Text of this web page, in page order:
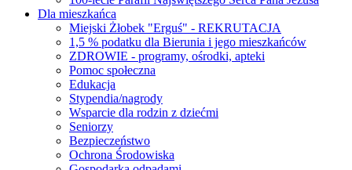
Dla mieszkańca
Miejski Żłobek "Erguś" - REKRUTACJA
1,5 % podatku dla Bierunia i jego mieszkańców
ZDROWIE - programy, ośrodki, apteki
Pomoc społeczna
Edukacja
Stypendia/nagrody
Wsparcie dla rodzin z dziećmi
Seniorzy
Bezpieczeństwo
Ochrona Środowiska